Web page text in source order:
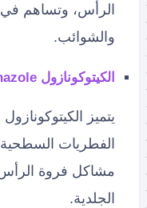
الرأس، وتساهم
والشوائب.
الكيتوكونازول Ketoconazole
يتميز
الفطريات
مشاكل فروة الرأس
الجلدية.